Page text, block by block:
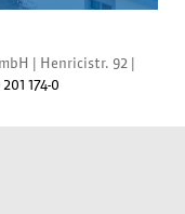
| Henricistr. 92 |
174-0